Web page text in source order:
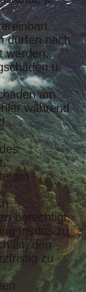
dürfen nach
werden.
u.
am
während
am
berechtigt,
fristlos zu
ist, den
zu